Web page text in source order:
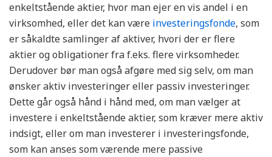
enkeltstående aktier, hvor man ejer en vis andel i en
virksomhed, eller det kan være investeringsfonde, som
er såkaldte samlinger af aktiver, hvori der er flere
aktier og obligationer fra f.eks. flere virksomheder.
Derudover bør man også afgøre med sig selv, om man
ønsker aktiv investeringer eller passiv investeringer.
Dette går også hånd i hånd med, om man vælger at
investere i enkeltstående aktier, som kræver mere aktiv
indsigt, eller om man investerer i investeringsfonde,
som kan anses som værende mere passive